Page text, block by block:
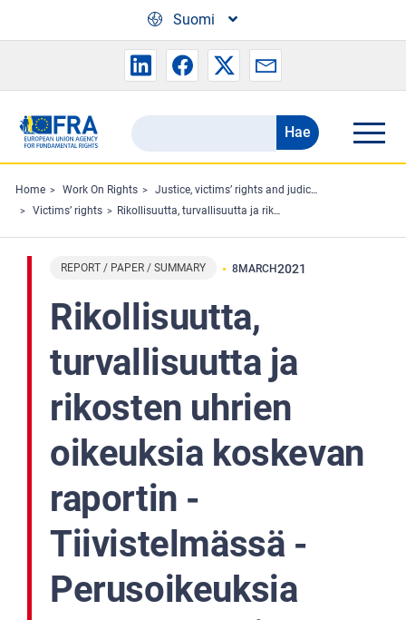
Suomi
Search
the
FRA
website
Hae
Home Work On Rights
Justice, victims’ rights and judicial cooperation
Victims’ rights
Rikollisuutta, turvallisuutta ja rikosten uhrien oikeuksia koskevan raportin - Tiivistelmässä - Perusoikeuksia koskeva tutkimus
REPORT / PAPER / SUMMARY 8MARCH2021
Rikollisuutta,
turvallisuutta ja
rikosten uhrien
oikeuksia koskevan
raportin -
Tiivistelmässä -
Perusoikeuksia